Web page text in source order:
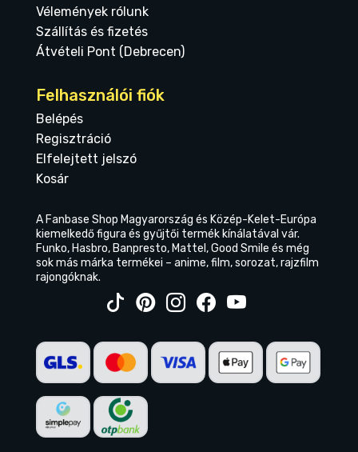
Vélemények rólunk
Szállítás és fizetés
Átvételi Pont (Debrecen)
Felhasználói fiók
Belépés
Regisztráció
Elfelejtett jelszó
Kosár
A Fanbase Shop Magyarország és Közép-Kelet-Európa
kiemelkedő figura és gyűjtői termék kínálatával vár.
Funko, Hasbro, Banpresto, Mattel, Good Smile és még
sok más márka termékei – anime, film, sorozat, rajzfilm
rajongóknak.